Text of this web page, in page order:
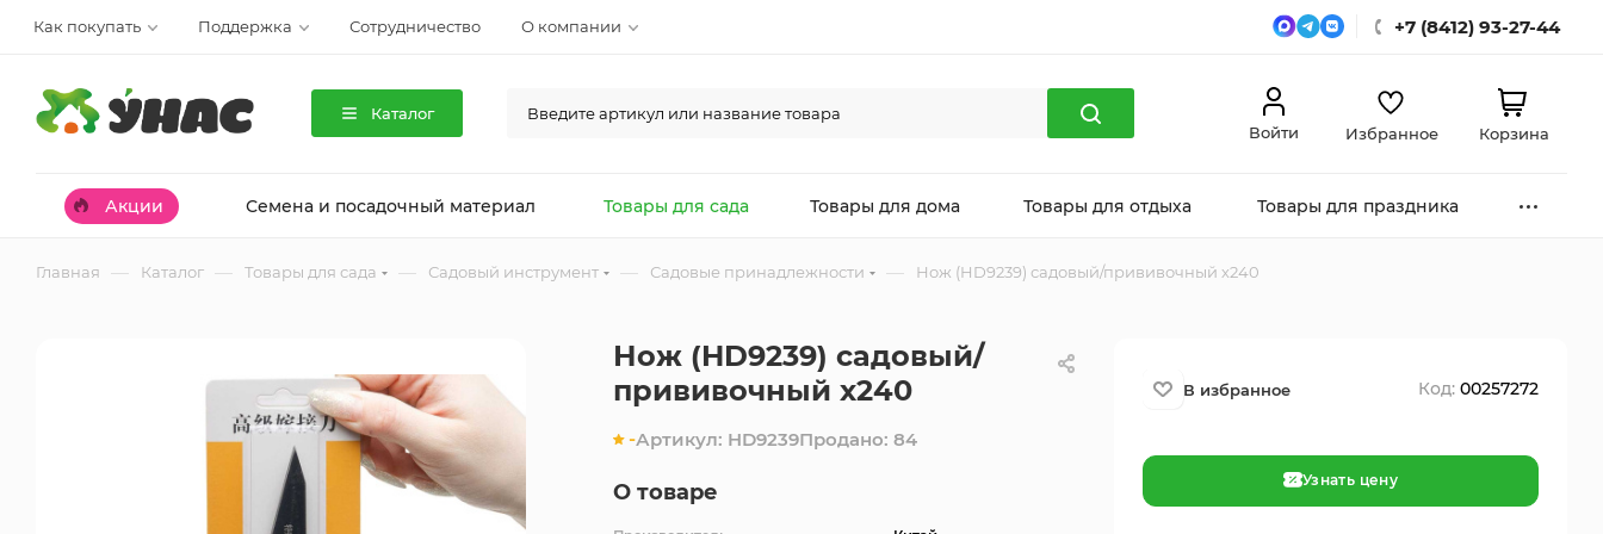
Как покупать Поддержка Сотрудничество О компании +7 (8412) 93-27-44
Каталог
Войти
Избранное Корзина
Акции Семена и посадочный материал Товары для сада Товары для дома Товары для отдыха Товары для праздника
Главная — Каталог — Товары для сада — Садовый инструмент — Садовые принадлежности — Нож (HD9239) садовый/прививочный х240
Нож (HD9239) садовый/
прививочный х240
-Артикул: HD9239Продано: 84
О товаре
Код: 00257272
Узнать цену